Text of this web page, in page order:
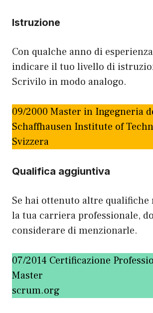
Istruzione
Con qualche anno di
indicare il tuo livello di
Scrivilo in modo analogo.
09/2000 Master in Ingegneria
Schaffhausen Institute of
Svizzera
Qualifica aggiuntiva
Se hai ottenuto altre
la tua carriera professionale,
considerare di menzionarle.
07/2014 Certificazione
Master
scrum.org